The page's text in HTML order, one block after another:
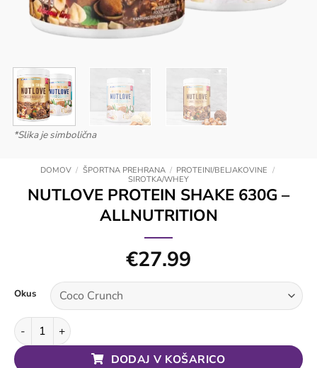
*Slika je simbolična
DOMOV / ŠPORTNA PREHRANA / PROTEINI/BELJAKOVINE /
SIROTKA/WHEY
NUTLOVE PROTEIN SHAKE 630G –
ALLNUTRITION
€27.99
Okus
Nutlove Protein Shake 630g - Allnutrition količina
DODAJ V KOŠARICO